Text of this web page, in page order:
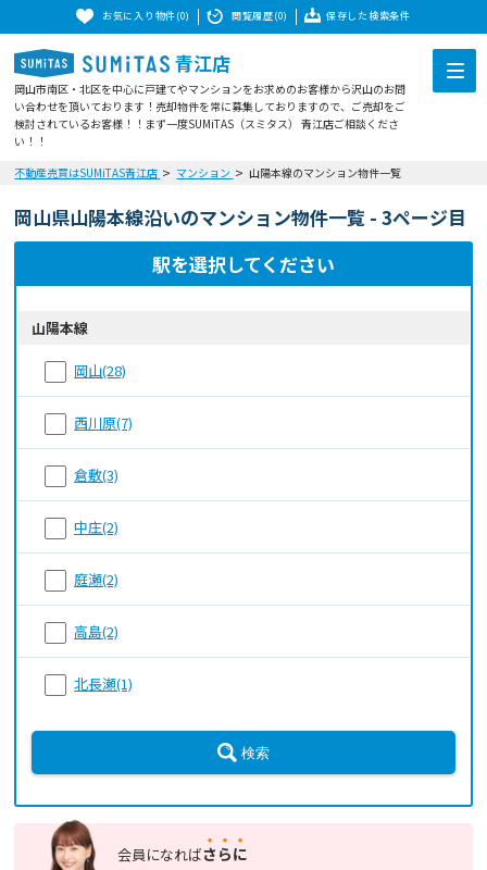
お気に入り物件(0) 閲覧履歴(0) 保存した検索条件
青江店
岡山市南区・北区を中心に戸建てやマンションをお求めのお客様から沢山のお問
い合わせを頂いております！売却物件を常に募集しておりますので、ご売却をご
検討されているお客様！！まず一度SUMiTAS（スミタス） 青江店ご相談くださ
い！！
不動産売買はSUMiTAS青江店
マンション 山陽本線のマンション物件一覧
岡山県山陽本線沿いのマンション物件一覧 - 3ページ目
駅を選択してください
山陽本線
岡山(28)
西川原(7)
倉敷(3)
中庄(2)
庭瀬(2)
高島(2)
北長瀬(1)
検索
会員になればさらに